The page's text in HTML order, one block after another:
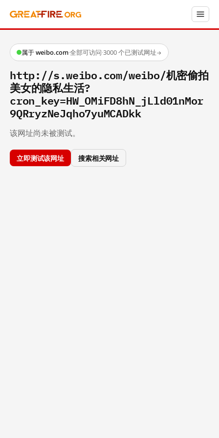
属于 weibo.com·全部可访问·3000 个已测试网址→
http://s.weibo.com/weibo/机密偷拍
美女的隐私生活?
cron_key=HW_OMiFD8hN_jLld01nMor
9QRryzNeJqho7yuMCADkk
该网址尚未被测试。
立即测试该网址 搜索相关网址